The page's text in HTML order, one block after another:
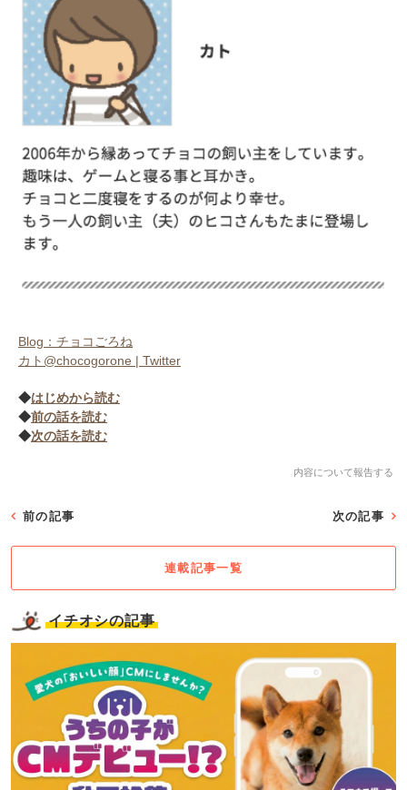
Blog：チョコごろね
カト@chocogorone | Twitter
◆はじめから読む
◆前の話を読む
◆次の話を読む
内容について報告する
前の記事 次の記事
連載記事一覧
イチオシの記事
いぬ部をフォロー
アプリをダウンロードする